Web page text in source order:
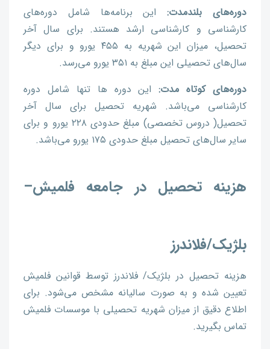
دوره‌های بلندمدت:این برنامه‌ها شامل دوره‌های
کارشناسی و کارشناسی ارشد هستند. برای سال آخر
تحصیل، میزان این شهریه به ۴۵۵ یورو و برای دیگر
سال‌های تحصیلی این مبلغ به ۳۵۱ یورو می‌رسد.
دوره‌های کوتاه مدت:این دوره ها تنها شامل دوره
کارشناسی می‌باشد. شهریه تحصیل برای سال آخر
تحصیل( دروس تخصصی) مبلغ حدودی ۲۲۸ یورو و برای
سایر سال‌های تحصیل مبلغ حدودی ۱۷۵ یورو می‌باشد.
هزینه تحصیل در جامعه فلمیش–
بلژیک/فلاندرز
هزینه تحصیل در بلژیک/ فلاندرز توسط قوانین فلمیش
تعیین شده و به صورت سالیانه مشخص می‌شود. برای
اطلاع دقیق از میزان شهریه تحصیلی با موسسات فلمیش
تماس بگیرید.